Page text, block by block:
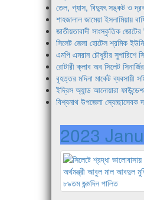
তেল, গ্যাস, বিদ্যুৎ সঙ্কট ও
শাহজালাল জামেয়া ইসলামিয়ায়
জাতীয়তাবাদী সাংস্কৃতিক
সিলেট জেলা হোটেল শ্রমিক
এমপি এমরান চৌধুরীর সুপারিশে
রোটারী ক্লাব অব সিলেট
বৃহত্তর মদিনা মার্কেট ব্যবসায়ী
ইদ্রিস অ্যান্ড আনোয়ারা
বিশ্বনাথ উপজেলা স্বেচ্ছাসেবক
2023